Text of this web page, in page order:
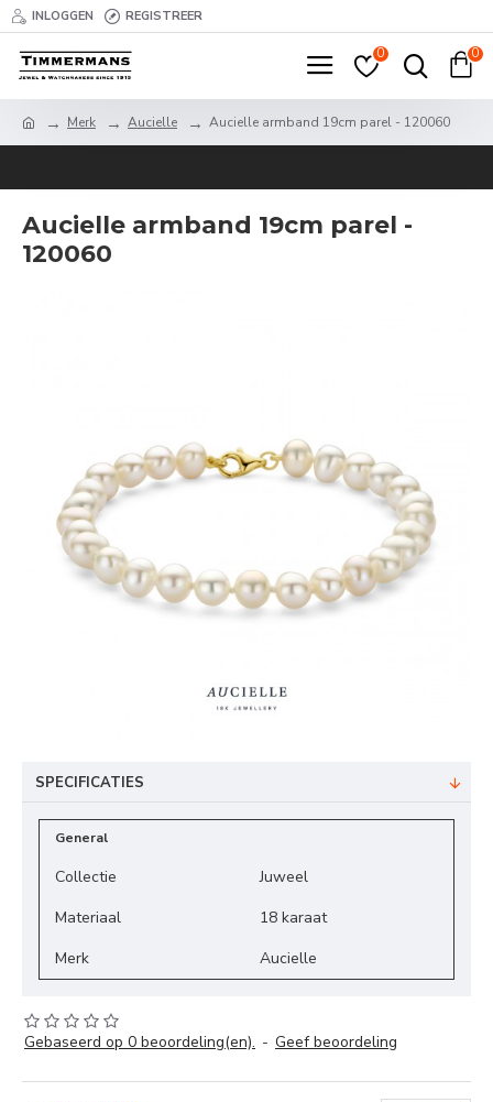
INLOGGEN REGISTREER
0 0
Merk Aucielle Aucielle armband 19cm parel - 120060
Aucielle armband 19cm parel -
120060
SPECIFICATIES
General
Collectie
Juweel
Materiaal
18 karaat
Merk
Aucielle
Gebaseerd op 0 beoordeling(en). - Geef beoordeling